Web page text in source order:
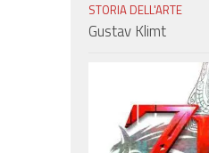
STORIA DELL'ARTE
Gustav Klimt